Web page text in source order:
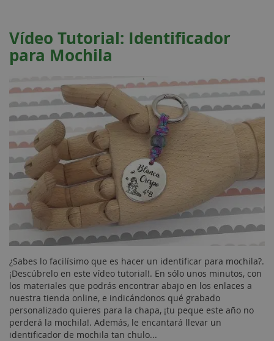
Vídeo Tutorial: Identificador
para Mochila
¿Sabes lo facilísimo que es hacer un identificar para mochila?.
¡Descúbrelo en este vídeo tutorial!. En sólo unos minutos, con
los materiales que podrás encontrar abajo en los enlaces a
nuestra tienda online, e indicándonos qué grabado
personalizado quieres para la chapa, ¡tu peque este año no
perderá la mochila!. Además, le encantará llevar un
identificador de mochila tan chulo...